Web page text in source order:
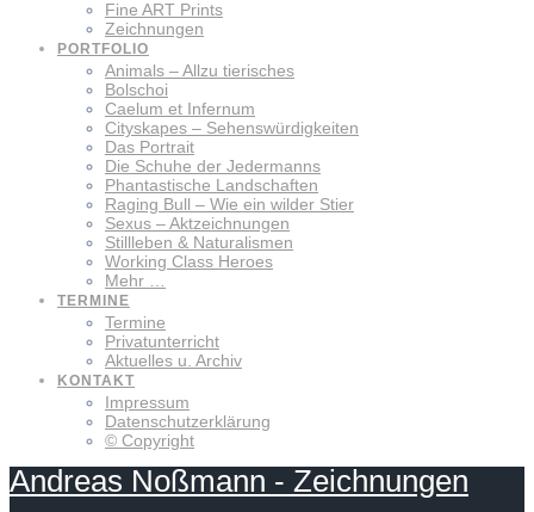
Fine ART Prints
Zeichnungen
PORTFOLIO
Animals – Allzu tierisches
Bolschoi
Caelum et Infernum
Cityskapes – Sehenswürdigkeiten
Das Portrait
Die Schuhe der Jedermanns
Phantastische Landschaften
Raging Bull – Wie ein wilder Stier
Sexus – Aktzeichnungen
Stillleben & Naturalismen
Working Class Heroes
Mehr …
TERMINE
Termine
Privatunterricht
Aktuelles u. Archiv
KONTAKT
Impressum
Datenschutzerklärung
© Copyright
Andreas Noßmann - Zeichnungen